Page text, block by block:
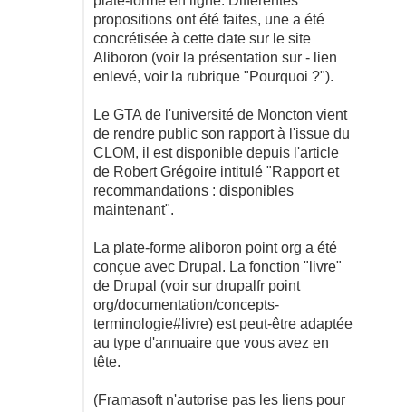
propositions ont été faites, une a été
concrétisée à cette date sur le site
Aliboron (voir la présentation sur - lien
enlevé, voir la rubrique "Pourquoi ?").
Le GTA de l'université de Moncton vient
de rendre public son rapport à l'issue du
CLOM, il est disponible depuis l'article
de Robert Grégoire intitulé "Rapport et
recommandations : disponibles
maintenant".
La plate-forme aliboron point org a été
conçue avec Drupal. La fonction "livre"
de Drupal (voir sur drupalfr point
org/documentation/concepts-
terminologie#livre) est peut-être adaptée
au type d'annuaire que vous avez en
tête.
(Framasoft n'autorise pas les liens pour